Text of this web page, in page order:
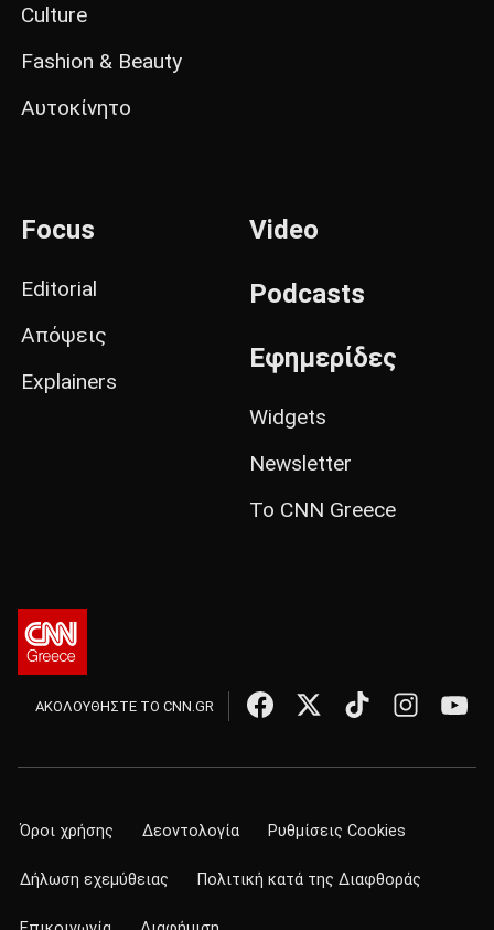
Culture
Fashion & Beauty
Αυτοκίνητο
Focus
Editorial
Απόψεις
Explainers
Video
Podcasts
Εφημερίδες
Widgets
Newsletter
Το CNN Greece
ΑΚΟΛΟΥΘΗΣΤΕ ΤΟ CNN.GR
Όροι χρήσης Δεοντολογία Ρυθμίσεις Cookies
Δήλωση εχεμύθειας Πολιτική κατά της Διαφθοράς